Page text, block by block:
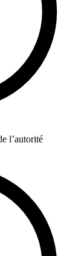
l’autorité